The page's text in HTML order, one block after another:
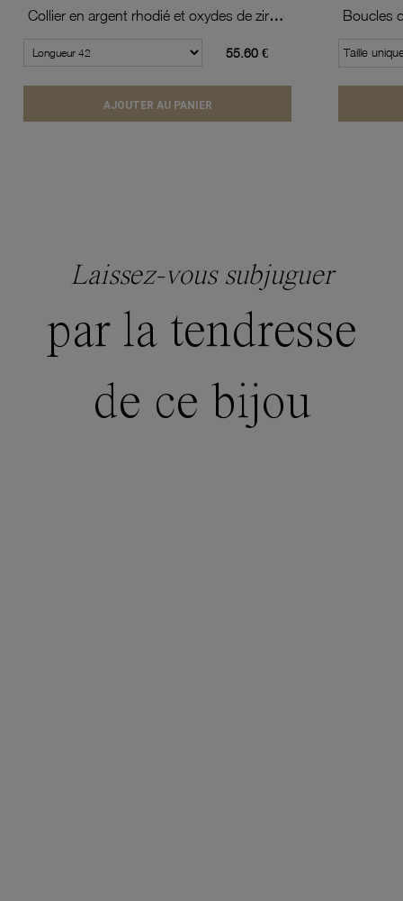
Collier en argent rhodié et oxydes de zirconium
55.60 €
AJOUTER AU PANIER
Taille
Laissez-vous subjuguer
par la tendresse
de ce bijou